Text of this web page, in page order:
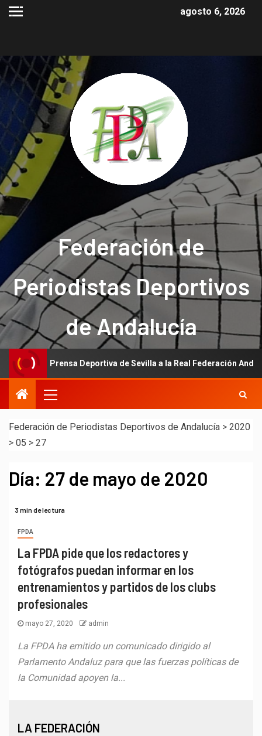
agosto 6, 2026
Federación de
Periodistas Deportivos
de Andalucía
la Prensa Deportiva de Sevilla a la Real Federación Andaluza
Federación de Periodistas Deportivos de Andalucía > 2020
> 05 > 27
Día: 27 de mayo de 2020
3 min de lectura
FPDA
La FPDA pide que los redactores y
fotógrafos puedan informar en los
entrenamientos y partidos de los clubs
profesionales
mayo 27, 2020 admin
La FPDA ha emitido un comunicado dirigido al
Parlamento Andaluz para que las fuerzas políticas de
la Comunidad apoyen la...
LA FEDERACIÓN